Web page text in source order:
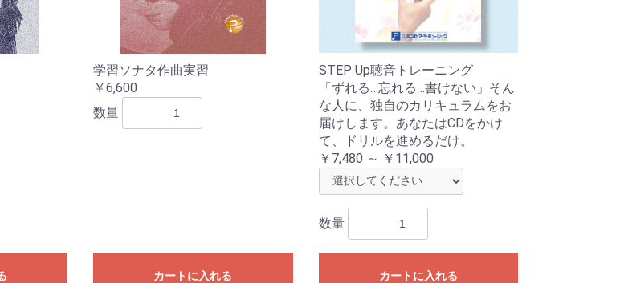
学習ソナタ作曲実習
￥6,600
数量
カートに入れる
STEP Up聴音トレーニング
「ずれる…忘れる…書けない」そん
な人に、独自のカリキュラムをお
届けします。あなたはCDをかけ
て、ドリルを進めるだけ。
￥7,480 ～ ￥11,000
数量
カートに入れる